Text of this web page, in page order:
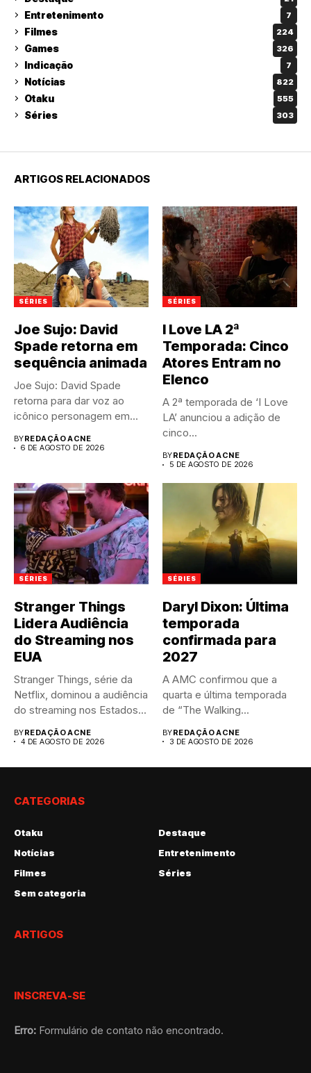
Entretenimento 7
Filmes 224
Games 326
Indicação 7
Notícias 822
Otaku 555
Séries 303
ARTIGOS RELACIONADOS
SÉRIES
Joe Sujo: David
Spade retorna em
sequência animada
Joe Sujo: David Spade
retorna para dar voz ao
icônico personagem em...
BYREDAÇÃO ACNE
6 DE AGOSTO DE 2026
SÉRIES
I Love LA 2ª
Temporada: Cinco
Atores Entram no
Elenco
A 2ª temporada de ‘I Love
LA’ anunciou a adição de
cinco...
BYREDAÇÃO ACNE
5 DE AGOSTO DE 2026
SÉRIES
Stranger Things
Lidera Audiência
do Streaming nos
EUA
Stranger Things, série da
Netflix, dominou a audiência
do streaming nos Estados...
BYREDAÇÃO ACNE
4 DE AGOSTO DE 2026
SÉRIES
Daryl Dixon: Última
temporada
confirmada para
2027
A AMC confirmou que a
quarta e última temporada
de “The Walking...
BYREDAÇÃO ACNE
3 DE AGOSTO DE 2026
CATEGORIAS
Otaku
Destaque
Notícias
Entretenimento
Filmes
Séries
Sem categoria
ARTIGOS
INSCREVA-SE
Erro: Formulário de contato não encontrado.